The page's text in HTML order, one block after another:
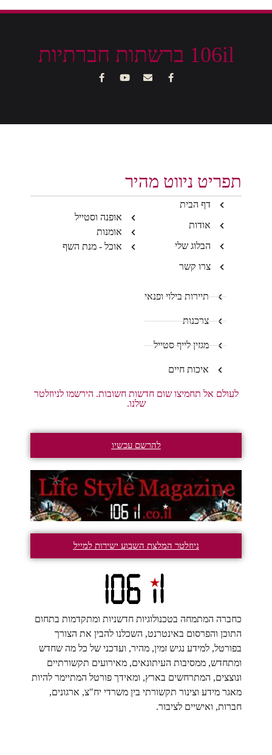
106il ברשתות חברתיות
תפריט ניווט מהיר
דף הבית
אודות
הבלוג שלי
צרו קשר
אופנה וסטייל
אומנות
אוכל - מנת השף
תיירות בילוי ופנאי
צרכנות
מגזין לייף סטייל
איכות חיים
לעולם אל תחמיצו שום חדשות חשובות. הירשמו לניוזלטר
שלנו.
להרשם עכשיו
ניוזלטר המלצת השבוע ישירות למייל
כחברה המתמחה בטכנולוגיות חדשניות ומתקדמות בתחום
התוכן והפרסום באינטרנט, השכלנו להבין את הצורך
בפורטל, למידע נגיש זמין, מהיר, ועדכני של כל מה שחדש
ומתחדש, ממסיבות העיתונאים, מאירועים תקשורתיים
ונוצצים, המתרחשים בארץ, ומאידך פורטל המתיימר להיות
מאגר מידע וצינור תקשורתי בין משרדי יח"צ, ארגונים,
חברות, ואישיים לציבור.